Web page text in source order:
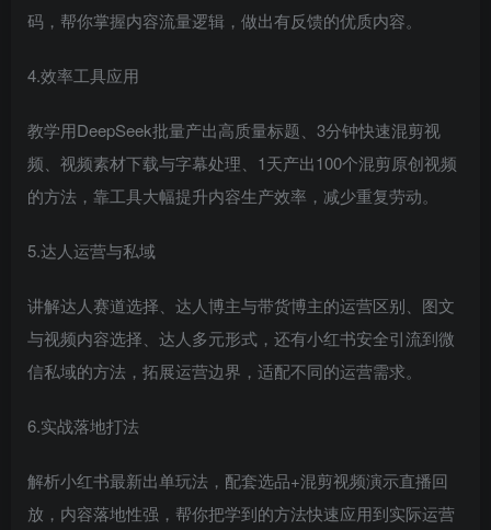
码，帮你掌握内容流量逻辑，做出有反馈的优质内容。
4.效率工具应用
教学用DeepSeek批量产出高质量标题、3分钟快速混剪视
频、视频素材下载与字幕处理、1天产出100个混剪原创视频
的方法，靠工具大幅提升内容生产效率，减少重复劳动。
5.达人运营与私域
讲解达人赛道选择、达人博主与带货博主的运营区别、图文
与视频内容选择、达人多元形式，还有小红书安全引流到微
信私域的方法，拓展运营边界，适配不同的运营需求。
6.实战落地打法
解析小红书最新出单玩法，配套选品+混剪视频演示直播回
放，内容落地性强，帮你把学到的方法快速应用到实际运营